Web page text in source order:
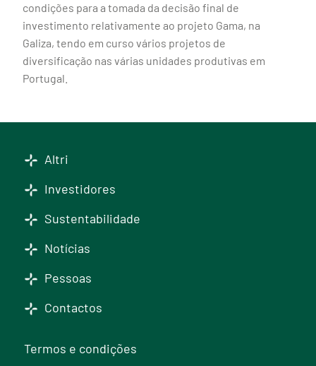
condições para a tomada da decisão final de
investimento relativamente ao projeto Gama, na
Galiza, tendo em curso vários projetos de
diversificação nas várias unidades produtivas em
Portugal.
Altri
Investidores
Sustentabilidade
Notícias
Pessoas
Contactos
Termos e condições